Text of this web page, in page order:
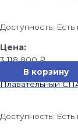
Доступность:
3 118 800₽
В корзину
Плавательный
Доступность: